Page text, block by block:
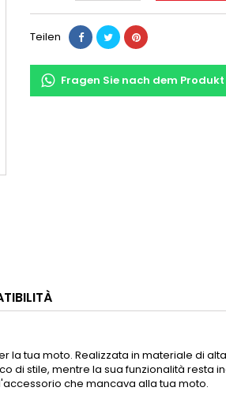
Teilen
Fragen Sie nach dem
la tua moto. Realizzata in materiale di
di stile, mentre la sua funzionalità resta
che mancava alla tua moto.